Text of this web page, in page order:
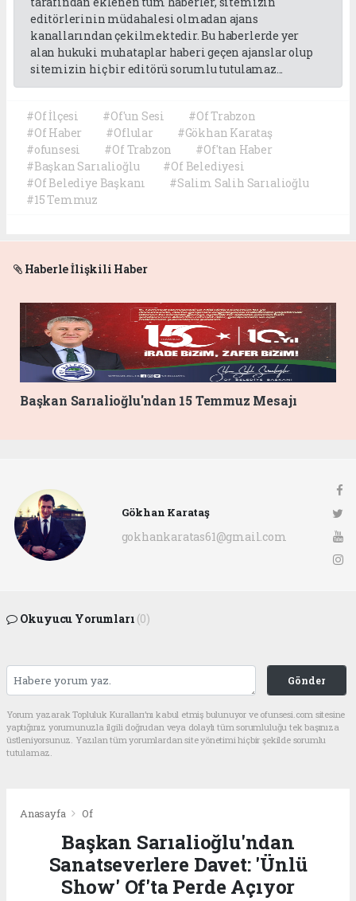
editörlerinin müdahalesi olmadan ajans
kanallarından çekilmektedir. Bu haberlerde yer
alan hukuki muhataplar haberi geçen ajanslar olup
sitemizin hiç bir editörü sorumlu tutulamaz...
#Of İlçesi #Of'un Sesi
#Of Trabzon
#Of Haber
#Oflular
#Gökhan Karataş
#ofunsesi
#Of Trabzon
#Of'tan Haber
#Başkan Sarıalioğlu
#Of Belediyesi
#Of Belediye Başkanı
#Salim Salih Sarıalioğlu
#15 Temmuz
Haberle İlişkili Haber
Başkan Sarıalioğlu'ndan 15 Temmuz Mesajı
Gökhan Karataş
gokhankaratas61@gmail.com
Okuyucu Yorumları (0)
Gönder
Yorum yazarak Topluluk Kuralları’nı kabul etmiş bulunuyor ve ofunsesi.com sitesine
yaptığınız yorumunuzla ilgili doğrudan veya dolaylı tüm sorumluluğu tek başınıza
üstleniyorsunuz. Yazılan tüm yorumlardan site yönetimi hiçbir şekilde sorumlu
tutulamaz.
Anasayfa Of
Başkan Sarıalioğlu'ndan
Sanatseverlere Davet: 'Ünlü
Show' Of'ta Perde Açıyor